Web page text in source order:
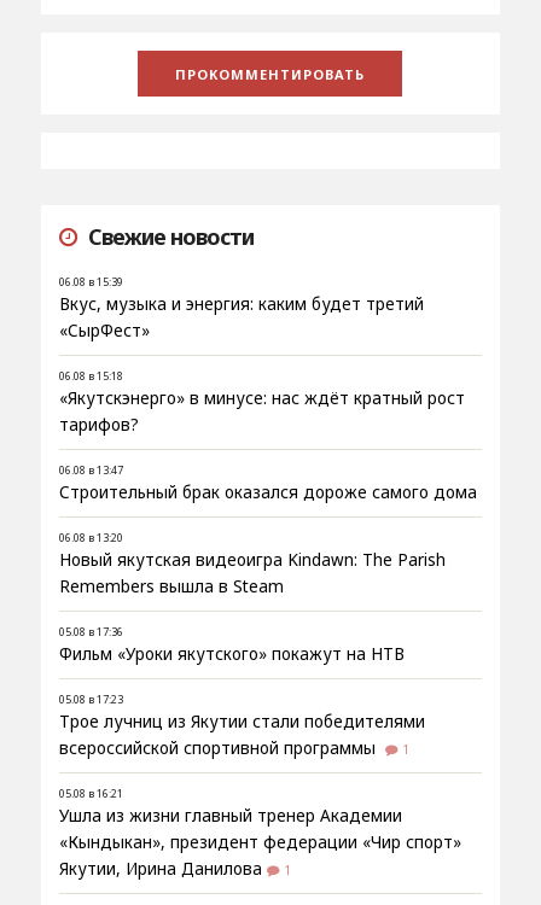
Свежие новости
06.08 в 15:39
Вкус, музыка и энергия: каким будет третий
«СырФест»
06.08 в 15:18
«Якутскэнерго» в минусе: нас ждёт кратный рост
тарифов?
06.08 в 13:47
Строительный брак оказался дороже самого дома
06.08 в 13:20
Новый якутская видеоигра Kindawn: The Parish
Remembers вышла в Steam
05.08 в 17:36
Фильм «Уроки якутского» покажут на НТВ
05.08 в 17:23
Трое лучниц из Якутии стали победителями
всероссийской спортивной программы
1
05.08 в 16:21
Ушла из жизни главный тренер Академии
«Кындыкан», президент федерации «Чир спорт»
Якутии, Ирина Данилова
1